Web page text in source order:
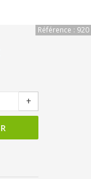
Référence : 920
+